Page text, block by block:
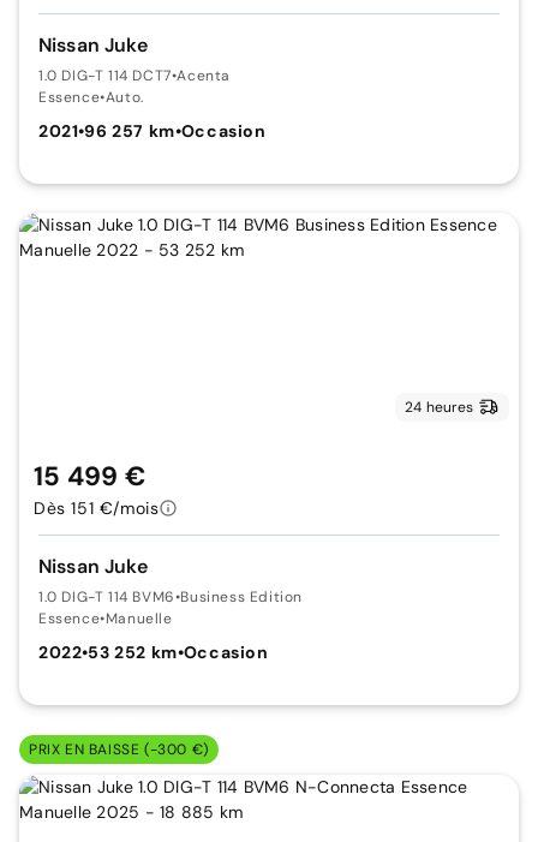
Nissan Juke
1.0 DIG-T 114 DCT7•Acenta
Essence•Auto.
2021•96 257 km•Occasion
24 heures
Nissan Juke
1.0 DIG-T 114 BVM6•Business Edition
Essence•Manuelle
2022•53 252 km•Occasion
15 499 €
Dès 151 €/mois
PRIX EN BAISSE (-300 €)